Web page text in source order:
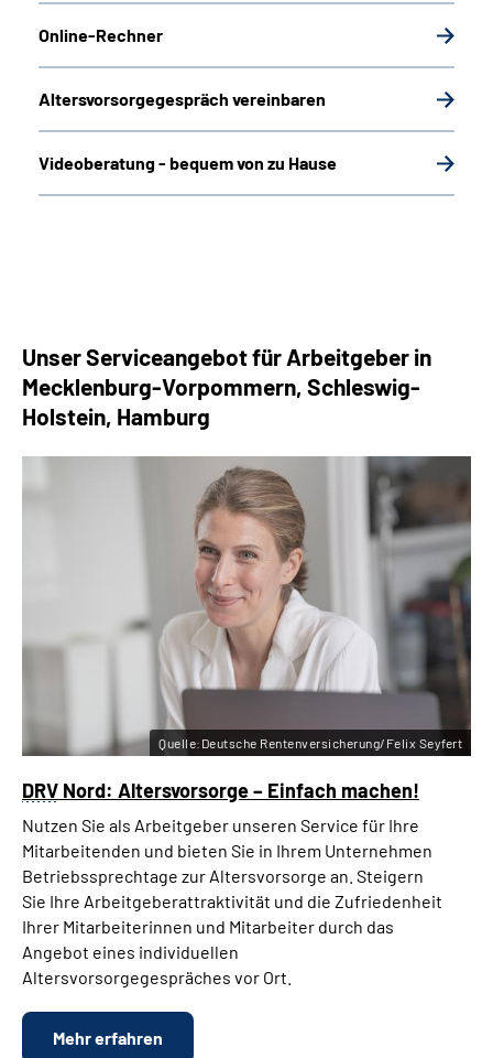
Online-Rechner
Altersvorsorgegespräch vereinbaren
Videoberatung - bequem von zu Hause
Unser Serviceangebot für Arbeitgeber in
Mecklenburg-Vorpommern, Schleswig-
Holstein, Hamburg
DRV Nord: Altersvorsorge – Einfach machen!
Nutzen Sie als Arbeitgeber unseren Service für Ihre
Mitarbeitenden und bieten Sie in Ihrem Unternehmen
Betriebssprechtage zur Altersvorsorge an. Steigern
Sie Ihre Arbeitgeberattraktivität und die Zufriedenheit
Ihrer Mitarbeiterinnen und Mitarbeiter durch das
Angebot eines individuellen
Altersvorsorgegespräches vor Ort.
Mehr erfahren
Quelle:Deutsche Rentenversicherung/Felix Seyfert